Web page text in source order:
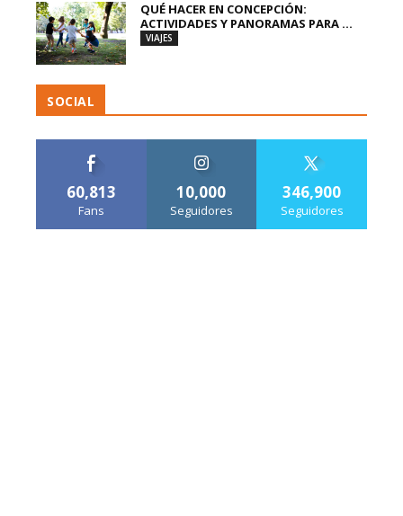
QUÉ HACER EN CONCEPCIÓN:
ACTIVIDADES Y PANORAMAS PARA ...
VIAJES
SOCIAL
60,813
Fans
10,000
Seguidores
346,900
Seguidores